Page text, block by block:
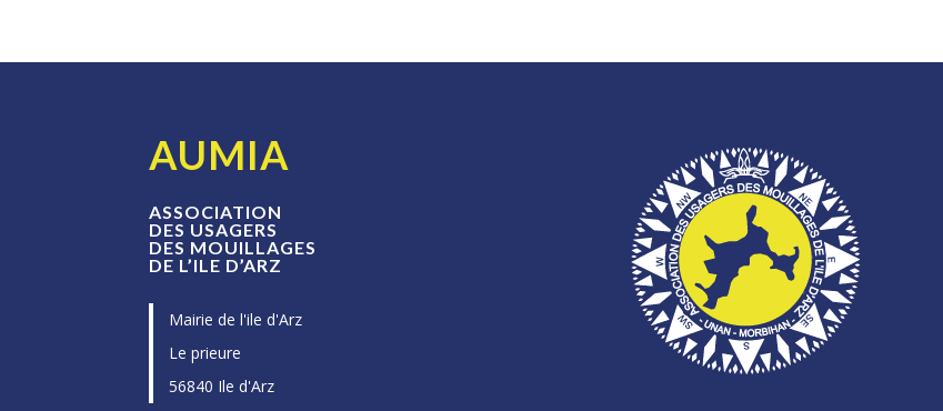
AUMIA
ASSOCIATION
DES USAGERS
DES MOUILLAGES
DE L’ILE D’ARZ
Mairie de l'ile d'Arz
Le prieure
56840 Ile d'Arz